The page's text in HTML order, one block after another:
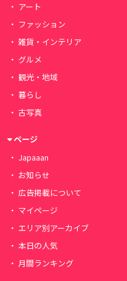
アート
ファッション
雑貨・インテリア
グルメ
観光・地域
暮らし
古写真
ページ
Japaaan
お知らせ
広告掲載について
マイページ
エリア別アーカイブ
本日の人気
月間ランキング